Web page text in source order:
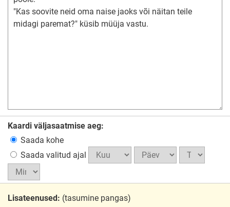
Kaardi väljasaatmise aeg:
Saada kohe
Saada valitud ajal
Lisateenused: (tasumine pangas)